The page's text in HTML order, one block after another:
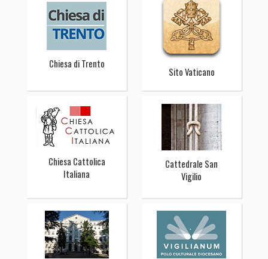
Chiesa di Trento
Sito Vaticano
Chiesa Cattolica
Italiana
Cattedrale San
Vigilio